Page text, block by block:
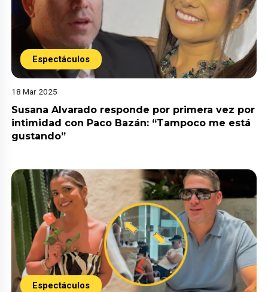
Espectáculos
18 Mar 2025
Susana Alvarado responde por primera vez por
intimidad con Paco Bazán: “Tampoco me está
gustando”
Espectáculos